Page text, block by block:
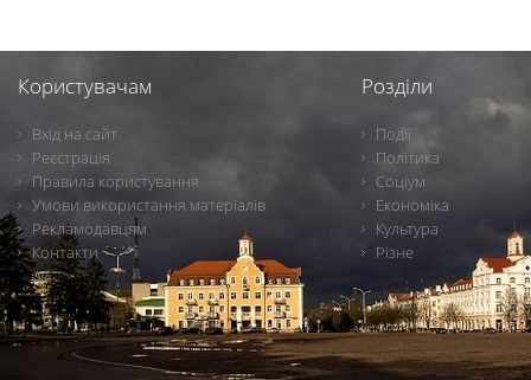
Користувачам
Вхід на сайт
Реєстрація
Правила користування
Умови використання матеріалів
Рекламодавцям
Контакти
Розділи
Події
Політика
Соціум
Економіка
Культура
Різне